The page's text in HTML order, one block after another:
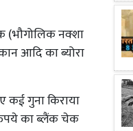
(भौगोलिक नक्शा
आदि का ब्योरा
कई गुना किराया
का ब्लैंक चेक